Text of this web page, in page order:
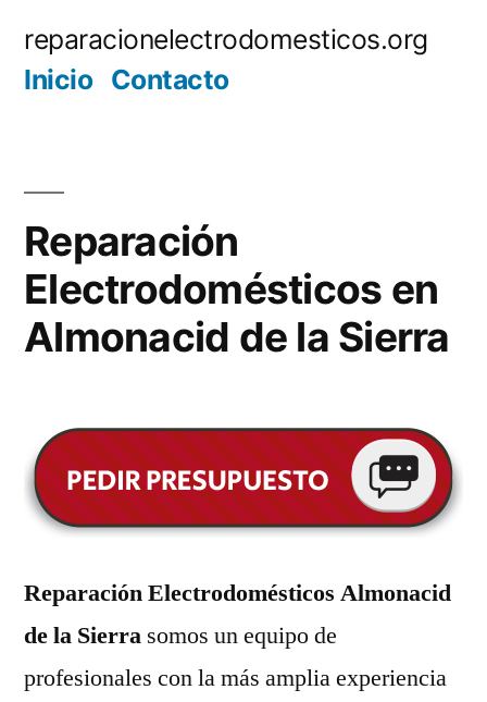
reparacionelectrodomesticos.org
Inicio Contacto
Reparación
Electrodomésticos en
Almonacid de la Sierra
Reparación Electrodomésticos Almonacid
de la Sierra somos un equipo de
profesionales con la más amplia experiencia